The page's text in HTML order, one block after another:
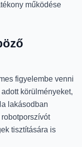
működése
figyelembe venni
körülményeket,
lakásodban
tisztítására is